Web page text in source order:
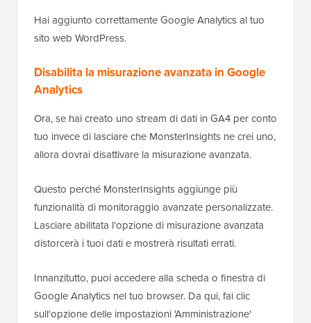
Hai aggiunto correttamente Google Analytics al tuo
sito web WordPress.
Disabilita la misurazione avanzata in Google
Analytics
Ora, se hai creato uno stream di dati in GA4 per conto
tuo invece di lasciare che MonsterInsights ne crei uno,
allora dovrai disattivare la misurazione avanzata.
Questo perché MonsterInsights aggiunge più
funzionalità di monitoraggio avanzate personalizzate.
Lasciare abilitata l'opzione di misurazione avanzata
distorcerà i tuoi dati e mostrerà risultati errati.
Innanzitutto, puoi accedere alla scheda o finestra di
Google Analytics nel tuo browser. Da qui, fai clic
sull'opzione delle impostazioni 'Amministrazione'